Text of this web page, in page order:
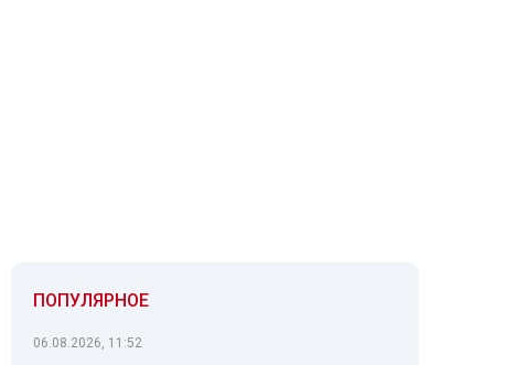
ПОПУЛЯРНОЕ
06.08.2026, 11:52